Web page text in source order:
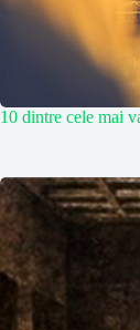
10 dintre cele mai